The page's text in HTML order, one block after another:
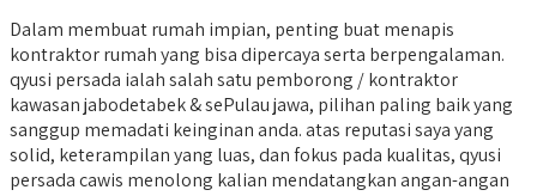
Dalam membuat rumah impian, penting buat menapis
kontraktor rumah yang bisa dipercaya serta berpengalaman.
qyusi persada ialah salah satu pemborong / kontraktor
kawasan jabodetabek & sePulau jawa, pilihan paling baik yang
sanggup memadati keinginan anda. atas reputasi saya yang
solid, keterampilan yang luas, dan fokus pada kualitas, qyusi
persada cawis menolong kalian mendatangkan angan-angan